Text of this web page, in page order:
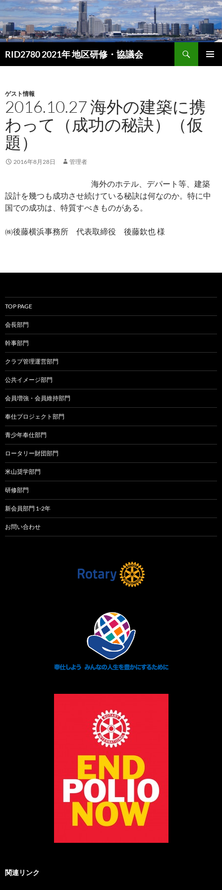
RID2780 2021年 地区研修・協議会
索
ン
ツ
へ
ス
キ
ッ
ゲスト情報
2016.10.27 海外の建築に携
わって（成功の秘訣）（仮
題）
2016年8月28日 管理者
海外のホテル、デパート等、建築
設計を幾つも成功させ続けている秘訣は何なのか。特に中
国での成功は、特質すべきものがある。
㈱後藤横浜事務所 代表取締役 後藤欽也 様
TOP PAGE
会長部門
幹事部門
クラブ管理運営部門
公共イメージ部門
会員増強・会員維持部門
奉仕プロジェクト部門
青少年奉仕部門
ロータリー財団部門
米山奨学部門
研修部門
新会員部門 1-2年
お問い合わせ
関連リンク